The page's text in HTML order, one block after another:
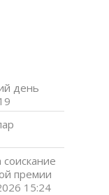
день
премии
15:24